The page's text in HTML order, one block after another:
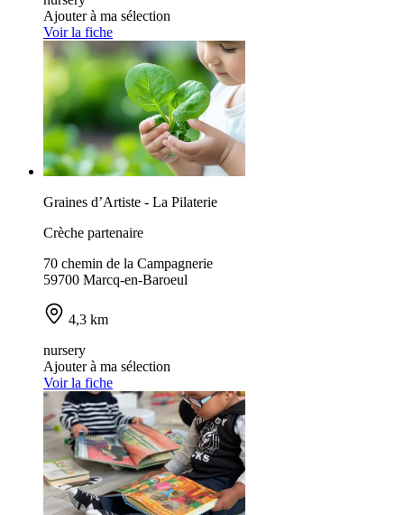
Ajouter à ma sélection
Voir la fiche
Graines d’Artiste - La Pilaterie
Crèche partenaire
70 chemin de la Campagnerie
59700 Marcq-en-Baroeul
4,3 km
nursery
Ajouter à ma sélection
Voir la fiche